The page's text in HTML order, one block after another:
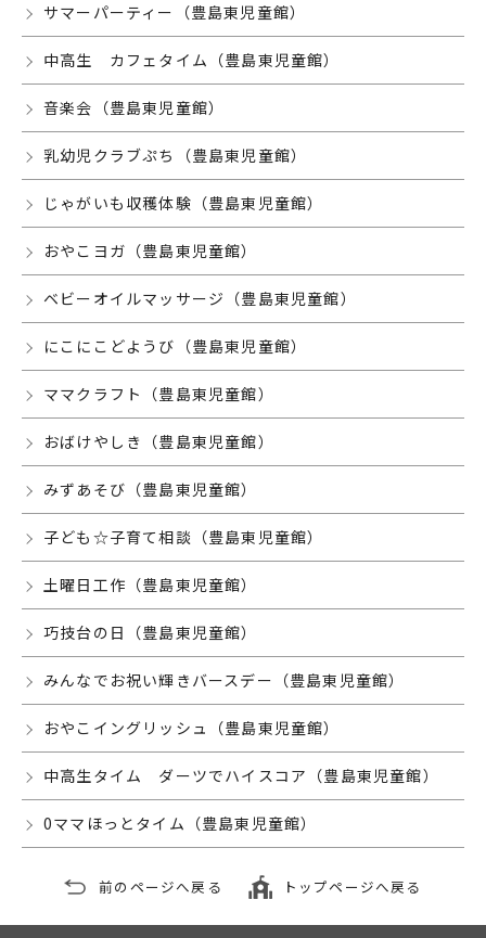
サマーパーティー（豊島東児童館）
中高生 カフェタイム（豊島東児童館）
音楽会（豊島東児童館）
乳幼児クラブぷち（豊島東児童館）
じゃがいも収穫体験（豊島東児童館）
おやこヨガ（豊島東児童館）
ベビーオイルマッサージ（豊島東児童館）
にこにこどようび（豊島東児童館）
ママクラフト（豊島東児童館）
おばけやしき（豊島東児童館）
みずあそび（豊島東児童館）
子ども☆子育て相談（豊島東児童館）
土曜日工作（豊島東児童館）
巧技台の日（豊島東児童館）
みんなでお祝い輝きバースデー（豊島東児童館）
おやこイングリッシュ（豊島東児童館）
中高生タイム ダーツでハイスコア（豊島東児童館）
0ママほっとタイム（豊島東児童館）
前のページへ戻る トップページへ戻る